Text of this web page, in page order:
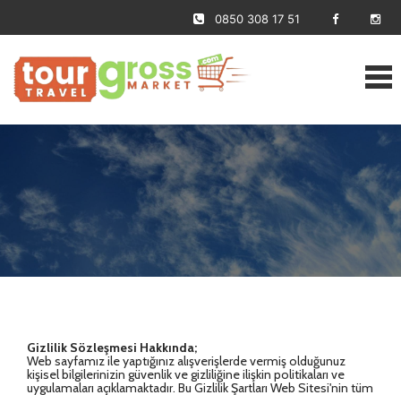
0850 308 17 51
Gizlilik Sözleşmesi Hakkında;
Web sayfamız ile yaptığınız alışverişlerde vermiş olduğunuz
kişisel bilgilerinizin güvenlik ve gizliliğine ilişkin politikaları ve
uygulamaları açıklamaktadır. Bu Gizlilik Şartları Web Sitesi'nin tüm